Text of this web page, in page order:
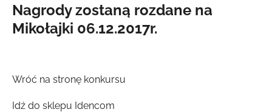
Nagrody zostaną rozdane na
Mikołajki 06.12.2017r.
Wróć na stronę konkursu
Idź do sklepu Idencom